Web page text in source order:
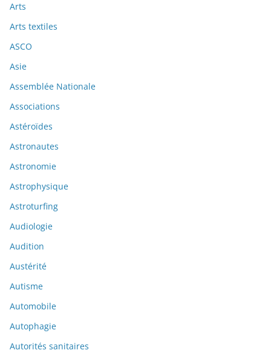
Arts
Arts textiles
ASCO
Asie
Assemblée Nationale
Associations
Astéroïdes
Astronautes
Astronomie
Astrophysique
Astroturfing
Audiologie
Audition
Austérité
Autisme
Automobile
Autophagie
Autorités sanitaires